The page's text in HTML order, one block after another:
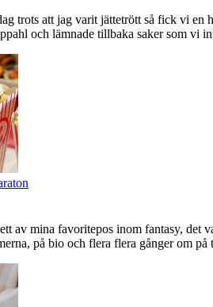
trots att jag varit jättetrött så fick vi
och lämnade tillbaka saker som vi
av mina favoritepos inom fantasy, det
på bio och flera flera gånger om på